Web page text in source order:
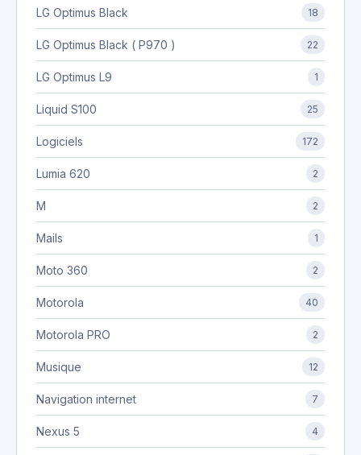
LG Optimus Black 18
LG Optimus Black ( P970 ) 22
LG Optimus L9 1
Liquid S100 25
Logiciels 172
Lumia 620 2
M 2
Mails 1
Moto 360 2
Motorola 40
Motorola PRO 2
Musique 12
Navigation internet 7
Nexus 5 4